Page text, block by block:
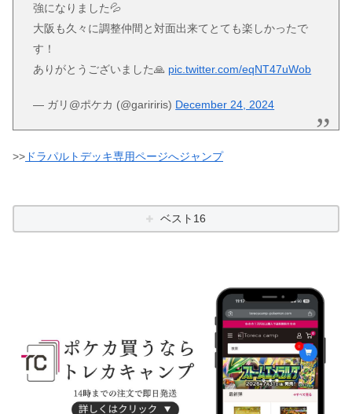
強になりました💦
大阪も久々に調整仲間と対面出来てとても楽しかったで
す！
ありがとうございました🙏 pic.twitter.com/eqNT47uWob
— ガリ@ポケカ (@gaririris) December 24, 2024
>> ドラパルトデッキ専用ページへジャンプ
ベスト16